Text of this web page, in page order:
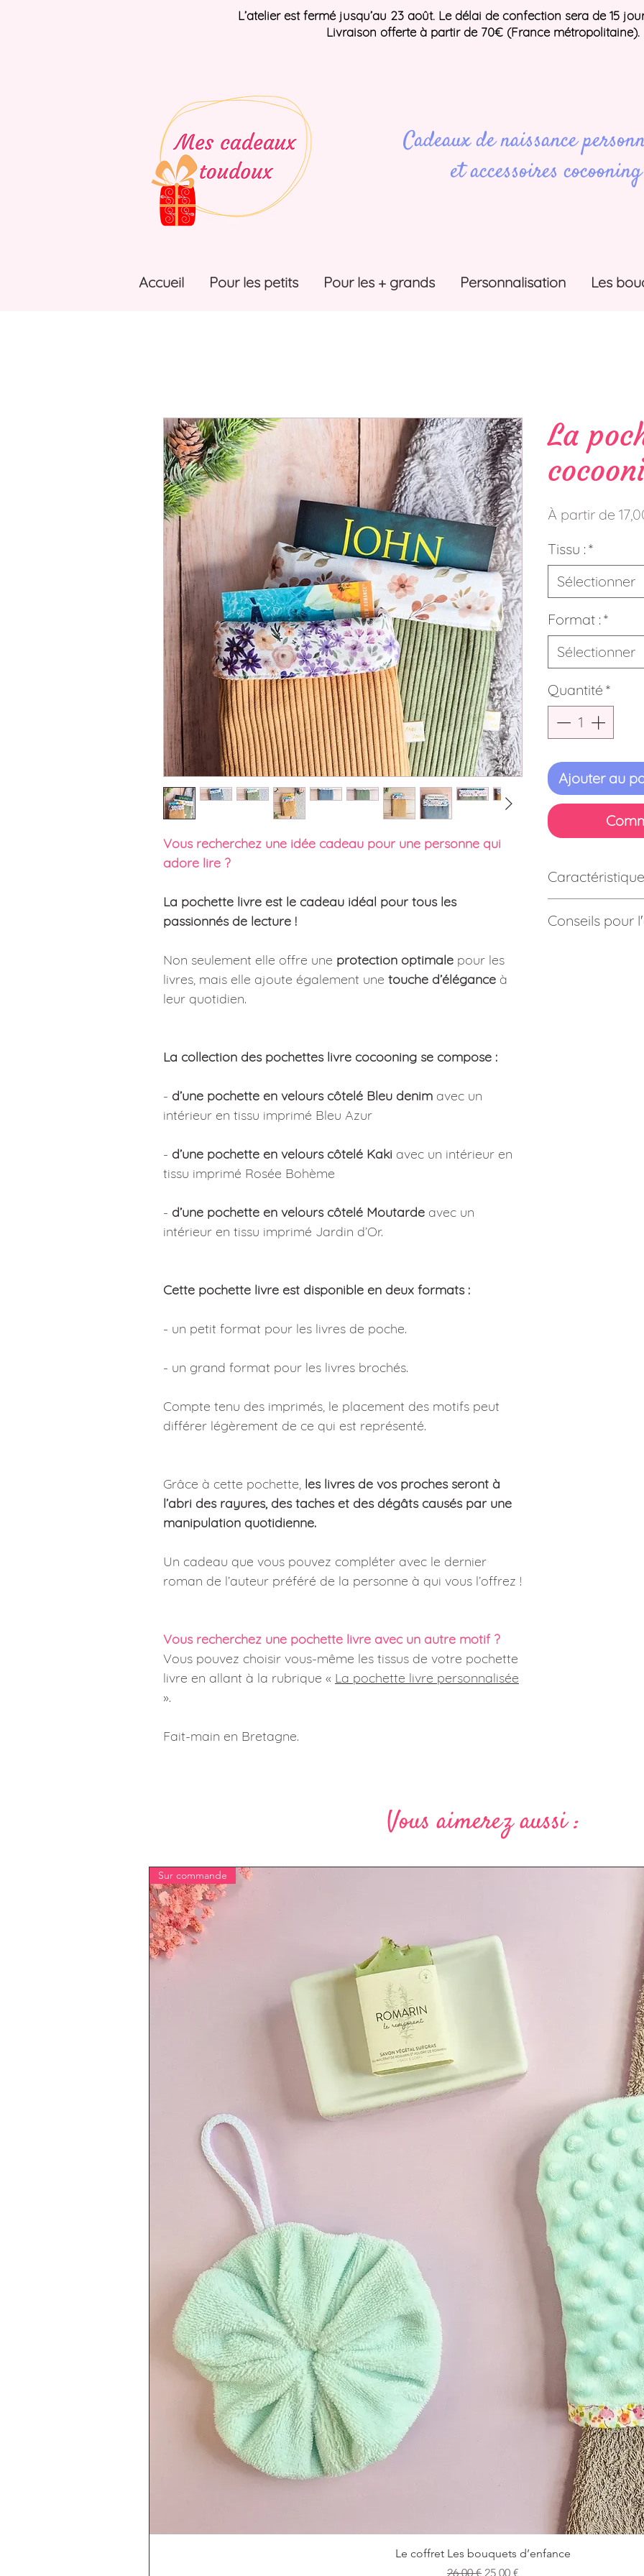
L’atelier est fermé jusqu’au 23 août. Le délai de confection sera de 15
Livraison offerte à partir de 70€ (France métropolitaine).
Cadeaux de naissance
et accessoires cocooning
Accueil Pour les petits Pour les + grands Personnalisation Les
Vous recherchez une idée cadeau pour une personne qui
adore lire ?
La pochette livre est le cadeau idéal pour tous les
passionnés de lecture !
Non seulement elle offre une protection optimale pour les
livres, mais elle ajoute également une touche d’élégance à
leur quotidien.
La collection des pochettes livre cocooning se compose :
- d’une pochette en velours côtelé Bleu denim avec un
intérieur en tissu imprimé Bleu Azur
- d’une pochette en velours côtelé Kaki avec un intérieur en
tissu imprimé Rosée Bohème
- d’une pochette en velours côtelé Moutarde avec un
intérieur en tissu imprimé Jardin d’Or.
Cette pochette livre est disponible en deux formats :
- un petit format pour les livres de poche.
- un grand format pour les livres brochés.
Compte tenu des imprimés, le placement des motifs peut
différer légèrement de ce qui est représenté.
Grâce à cette pochette, les livres de vos proches seront à
l’abri des rayures, des taches et des dégâts causés par une
manipulation quotidienne.
Un cadeau que vous pouvez compléter avec le dernier
roman de l’auteur préféré de la personne à qui vous l’offrez !
Vous recherchez une pochette livre avec un autre motif ?
Vous pouvez choisir vous-même les tissus de votre pochette
livre en allant à la rubrique « La pochette livre personnalisée
».
Fait-main en Bretagne.
La
À partir de
Tissu : *
Sélectionner
Format : *
Sélectionner
Quantité *
Ajouter au
Velours côtelé :
Conseils pour
Vous aimerez aussi :
Aperçu rapide
Sur commande
Le coffret Les bouquets d’enfance
Prix original
26,00 € Prix promotionnel
25,00 €